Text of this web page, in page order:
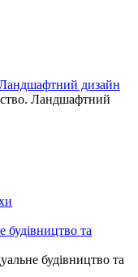
дизайн
Ландшафтний
будівництво та
будівництво та